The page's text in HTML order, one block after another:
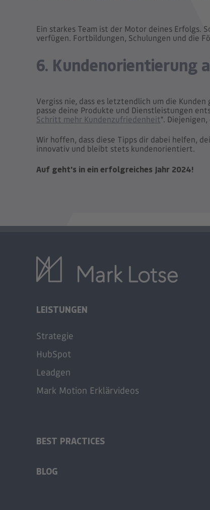
Ein starkes Team ist der Motor deines Erfolgs.
verfügen. Fortbildungen, Schulungen und die
6. Kundenorientierung
Vergiss nie, dass es letztendlich um die
passe deine Produkte und Dienstleistungen
Schritt mehr Kundenzufriedenheit".
Wir hoffen, dass diese Tipps dir dabei helfen,
innovativ und bleibt stets kundenorientiert.
Auf geht's in ein erfolgreiches Jahr 2024!
LEISTUNGEN
Strategie
HubSpot
Leadgen
Mark Motion Erklärvideos
BEST PRACTICES
BLOG